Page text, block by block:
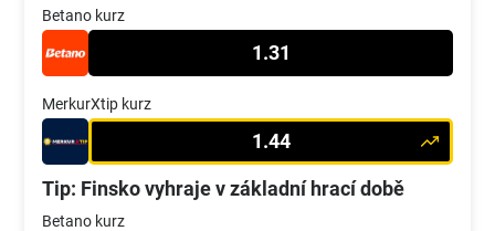
Betano kurz
1.31
MerkurXtip kurz
1.44
Tip: Finsko vyhraje v základní hrací době
Betano kurz